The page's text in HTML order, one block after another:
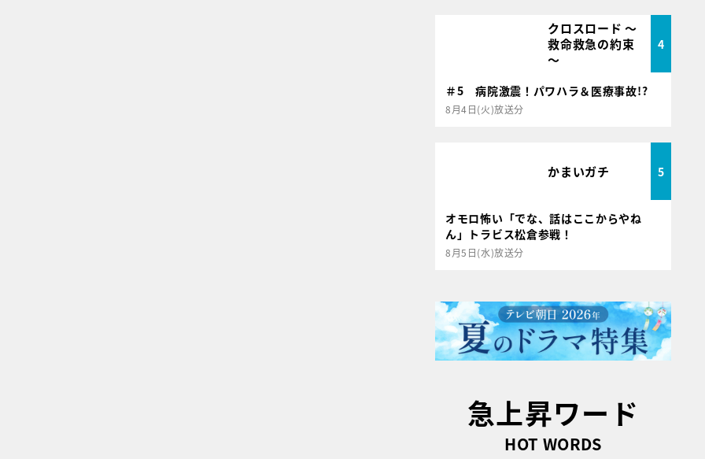
クロスロード ～
救命救急の約束
～
4
＃5 病院激震！パワハラ＆医療事故!?
8月4日(火)放送分
かまいガチ 5
オモロ怖い「でな、話はここからやね
ん」トラビス松倉参戦！
8月5日(水)放送分
急上昇ワード
HOT WORDS